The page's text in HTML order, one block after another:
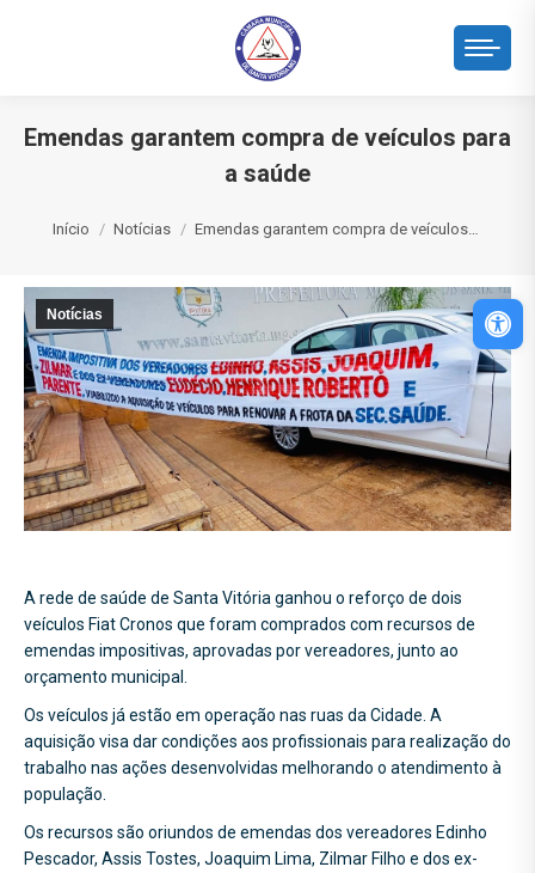
Emendas garantem compra de veículos para
a saúde
Início Notícias Emendas garantem compra de veículos…
Notícias
A rede de saúde de Santa Vitória ganhou o reforço de dois
veículos Fiat Cronos que foram comprados com recursos de
emendas impositivas, aprovadas por vereadores, junto ao
orçamento municipal.
Os veículos já estão em operação nas ruas da Cidade. A
aquisição visa dar condições aos profissionais para realização do
trabalho nas ações desenvolvidas melhorando o atendimento à
população.
Os recursos são oriundos de emendas dos vereadores Edinho
Pescador, Assis Tostes, Joaquim Lima, Zilmar Filho e dos ex-